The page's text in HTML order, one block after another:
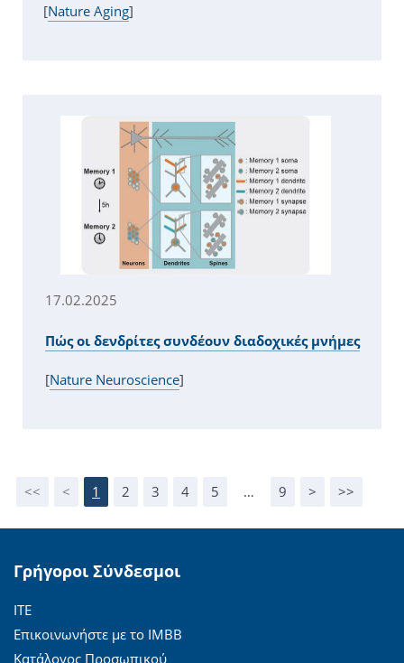
[Nature Aging]
17.02.2025
Πώς οι δενδρίτες συνδέουν διαδοχικές μνήμες
[Nature Neuroscience]
<< < 1 2 3 4 5 … 9 > >>
Γρήγοροι Σύνδεσμοι
ΙΤΕ
Επικοινωνήστε με το ΙΜΒΒ
Κατάλογος Προσωπικού